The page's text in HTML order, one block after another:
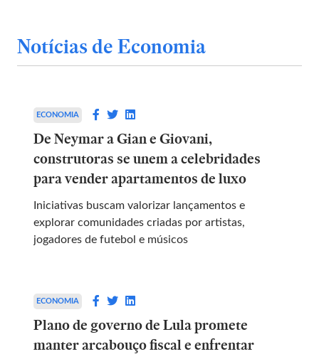
Notícias de Economia
ECONOMIA
De Neymar a Gian e Giovani,
construtoras se unem a celebridades
para vender apartamentos de luxo
Iniciativas buscam valorizar lançamentos e
explorar comunidades criadas por artistas,
jogadores de futebol e músicos
ECONOMIA
Plano de governo de Lula promete
manter arcabouço fiscal e enfrentar